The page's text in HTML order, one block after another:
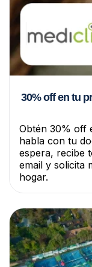
30% off en tu
Obtén 30% off
habla con tu
espera, recibe
email y solicita
hogar.